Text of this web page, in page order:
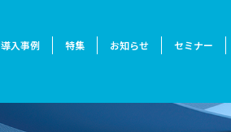
導入事例 特集 お知らせ セミナー